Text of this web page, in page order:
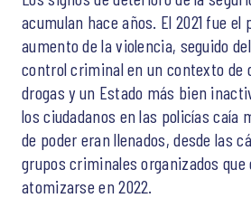
acumulan hace años. El 2021 fue el
aumento de la violencia, seguido
control criminal en un contexto de
drogas y un Estado más bien
los ciudadanos en las policías caía
de poder eran llenados, desde las
grupos criminales organizados que
atomizarse en 2022.